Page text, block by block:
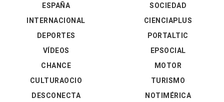
ESPAÑA
INTERNACIONAL
DEPORTES
VÍDEOS
SOCIEDAD
CIENCIAPLUS
PORTALTIC
EPSOCIAL
CHANCE
CULTURAOCIO
DESCONECTA
MOTOR
TURISMO
NOTIMÉRICA